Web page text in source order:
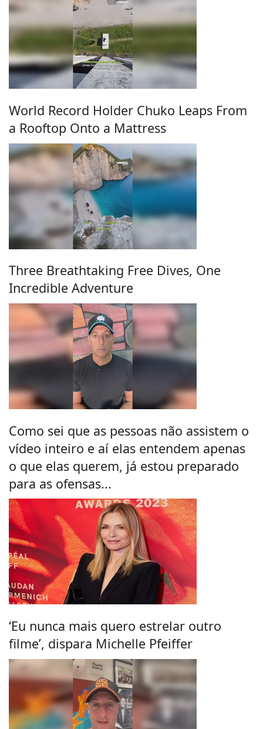
World Record Holder Chuko Leaps From
a Rooftop Onto a Mattress
Three Breathtaking Free Dives, One
Incredible Adventure
Como sei que as pessoas não assistem o
vídeo inteiro e aí elas entendem apenas
o que elas querem, já estou preparado
para as ofensas...
‘Eu nunca mais quero estrelar outro
filme’, dispara Michelle Pfeiffer